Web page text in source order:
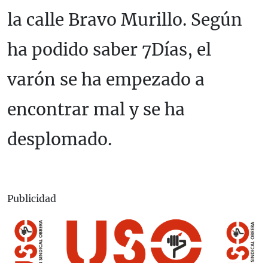
la calle Bravo Murillo. Según
ha podido saber 7Días, el
varón se ha empezado a
encontrar mal y se ha
desplomado.
Publicidad